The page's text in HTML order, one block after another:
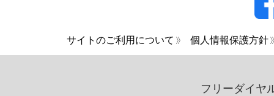
サイトのご利用について 個人情報保護方針
フリーダイヤ